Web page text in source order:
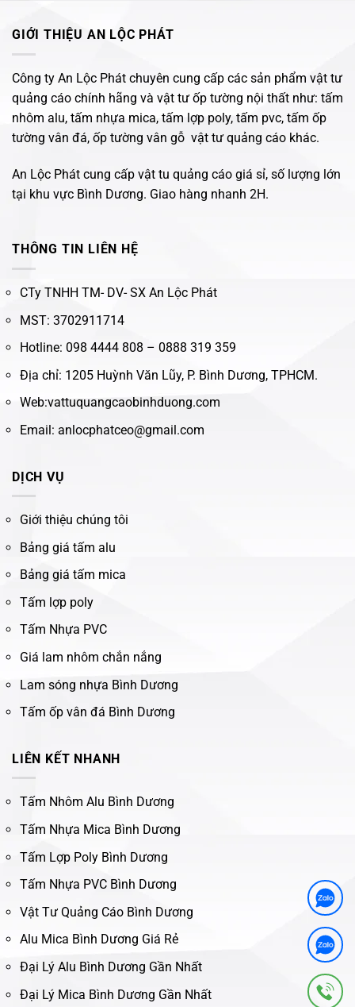
GIỚI THIỆU AN LỘC PHÁT
Công ty An Lộc Phát chuyên cung cấp các sản phẩm vật tư
quảng cáo chính hãng và vật tư ốp tường nội thất như: tấm
nhôm alu, tấm nhựa mica, tấm lợp poly, tấm pvc, tấm ốp
tường vân đá, ốp tường vân gỗ vật tư quảng cáo khác.
An Lộc Phát cung cấp vật tu quảng cáo giá sỉ, số lượng lớn
tại khu vực Bình Dương. Giao hàng nhanh 2H.
THÔNG TIN LIÊN HỆ
CTy TNHH TM- DV- SX An Lộc Phát
MST: 3702911714
Hotline: 098 4444 808 – 0888 319 359
Địa chỉ: 1205 Huỳnh Văn Lũy, P. Bình Dương, TPHCM.
Web:vattuquangcaobinhduong.com
Email: anlocphatceo@gmail.com
DỊCH VỤ
Giới thiệu chúng tôi
Bảng giá tấm alu
Bảng giá tấm mica
Tấm lợp poly
Tấm Nhựa PVC
Giá lam nhôm chắn nắng
Lam sóng nhựa Bình Dương
Tấm ốp vân đá Bình Dương
LIÊN KẾT NHANH
Tấm Nhôm Alu Bình Dương
Tấm Nhựa Mica Bình Dương
Tấm Lợp Poly Bình Dương
Tấm Nhựa PVC Bình Dương
Vật Tư Quảng Cáo Bình Dương
Alu Mica Bình Dương Giá Rẻ
Đại Lý Alu Bình Dương Gần Nhất
Đại Lý Mica Bình Dương Gần Nhất